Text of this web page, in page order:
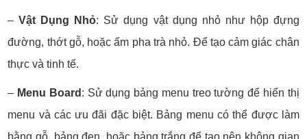
–Vật Dụng Nhỏ: Sử dụng vật dụng nhỏ như hộp đựng
đường, thớt gỗ, hoặc ấm pha trà nhỏ. Để tạo cảm giác chân
thực và tinh tế.
– Menu Board : Sử dụng bảng menu treo tường để hiển thị
menu và các ưu đãi đặc biệt. Bảng menu có thể được làm